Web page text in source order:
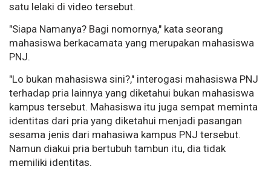
satu lelaki di video tersebut.
"Siapa Namanya? Bagi nomornya," kata seorang
mahasiswa berkacamata yang merupakan mahasiswa
PNJ.
"Lo bukan mahasiswa sini?," interogasi mahasiswa PNJ
terhadap pria lainnya yang diketahui bukan mahasiswa
kampus tersebut. Mahasiswa itu juga sempat meminta
identitas dari pria yang diketahui menjadi pasangan
sesama jenis dari mahasiwa kampus PNJ tersebut.
Namun diakui pria bertubuh tambun itu, dia tidak
memiliki identitas.